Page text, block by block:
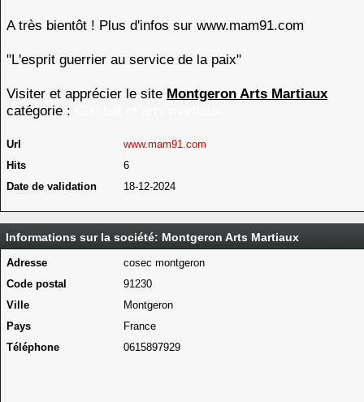
A très bientôt ! Plus d'infos sur www.mam91.com
"L'esprit guerrier au service de la paix"
Visiter et apprécier le site Montgeron Arts Martiaux
catégorie :
Url
www.mam91.com
Hits
6
Date de validation
18-12-2024
Informations sur la société: Montgeron Arts Martiaux
Adresse
cosec montgeron
Code postal
91230
Ville
Montgeron
Pays
France
Téléphone
0615897929